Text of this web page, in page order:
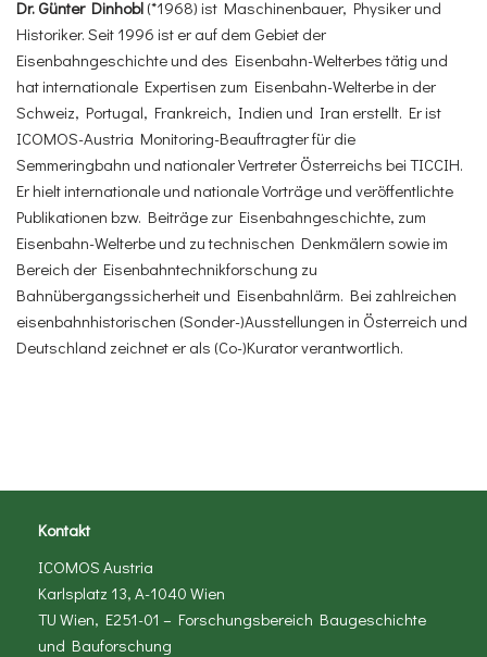
Dr. Günter Dinhobl (*1968) ist Maschinenbauer, Physiker und
Historiker. Seit 1996 ist er auf dem Gebiet der
Eisenbahngeschichte und des Eisenbahn-Welterbes tätig und
hat internationale Expertisen zum Eisenbahn-Welterbe in der
Schweiz, Portugal, Frankreich, Indien und Iran erstellt. Er ist
ICOMOS-Austria Monitoring-Beauftragter für die
Semmeringbahn und nationaler Vertreter Österreichs bei TICCIH.
Er hielt internationale und nationale Vorträge und veröffentlichte
Publikationen bzw. Beiträge zur Eisenbahngeschichte, zum
Eisenbahn-Welterbe und zu technischen Denkmälern sowie im
Bereich der Eisenbahntechnikforschung zu
Bahnübergangssicherheit und Eisenbahnlärm. Bei zahlreichen
eisenbahnhistorischen (Sonder-)Ausstellungen in Österreich und
Deutschland zeichnet er als (Co-)Kurator verantwortlich.
Kontakt
ICOMOS Austria
Karlsplatz 13, A-1040 Wien
TU Wien, E251-01 – Forschungsbereich Baugeschichte
und Bauforschung